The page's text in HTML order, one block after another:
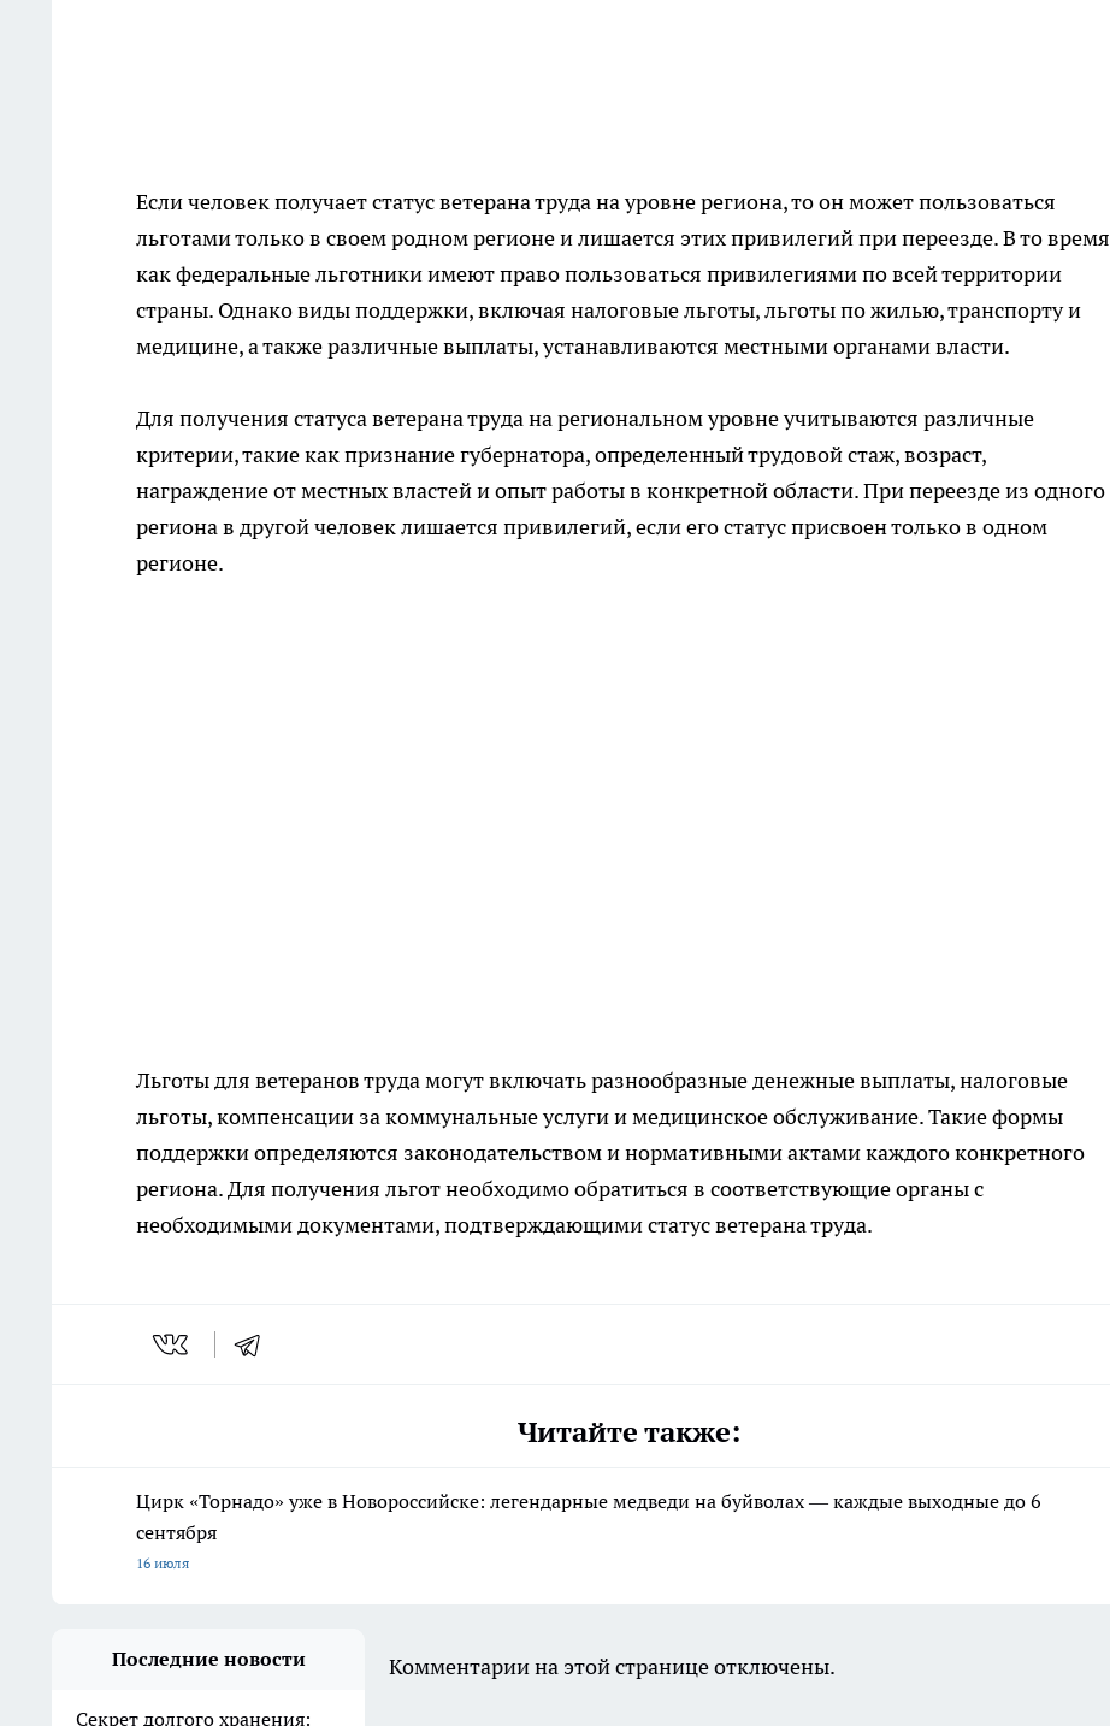
Если человек получает статус ветерана труда на уровне региона, то он может пользоваться
льготами только в своем родном регионе и лишается этих привилегий при переезде. В то время
как федеральные льготники имеют право пользоваться привилегиями по всей территории
страны. Однако виды поддержки, включая налоговые льготы, льготы по жилью, транспорту и
медицине, а также различные выплаты, устанавливаются местными органами власти.
Для получения статуса ветерана труда на региональном уровне учитываются различные
критерии, такие как признание губернатора, определенный трудовой стаж, возраст,
награждение от местных властей и опыт работы в конкретной области. При переезде из одного
региона в другой человек лишается привилегий, если его статус присвоен только в одном
регионе.
Льготы для ветеранов труда могут включать разнообразные денежные выплаты, налоговые
льготы, компенсации за коммунальные услуги и медицинское обслуживание. Такие формы
поддержки определяются законодательством и нормативными актами каждого конкретного
региона. Для получения льгот необходимо обратиться в соответствующие органы с
необходимыми документами, подтверждающими статус ветерана труда.
Читайте также:
Цирк «Торнадо» уже в Новороссийске: легендарные медведи на буйволах — каждые выходные до 6
сентября
16 июля
Последние новости
Секрет долгого хранения:
Комментарии на этой странице отключены.